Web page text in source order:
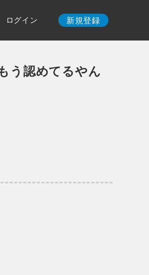
ログイン 新規登録
う認めてるやん